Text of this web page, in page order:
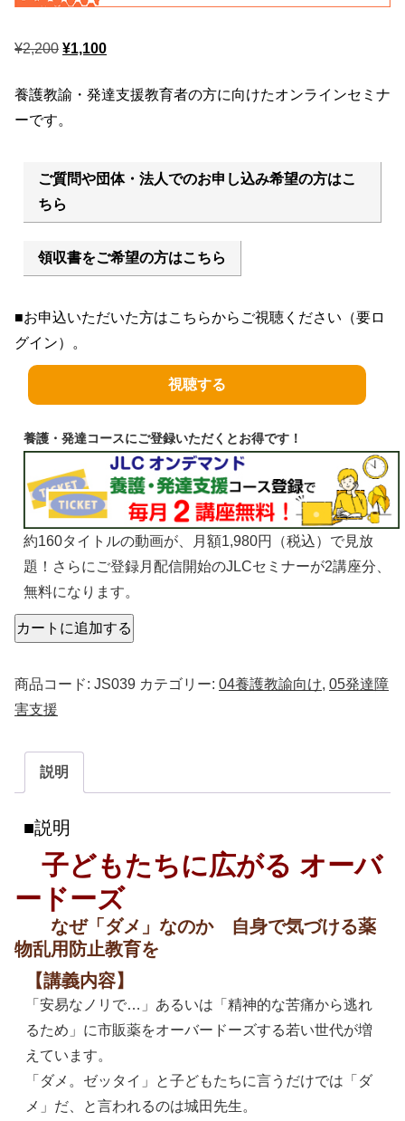
¥2,200 元
価
格
¥2,200
で
し
た。
¥1,100現
の
は
で
す。
養護教諭・発達支援教育者の方に向けたオンラインセミナ
ーです。
ご質問や団体・法人でのお申し込み希望の方はこ
ちら
領収書をご希望の方はこちら
■お申込いただいた方はこちらからご視聴ください（要ロ
グイン）。
視聴する
養護・発達コースにご登録いただくとお得です！
約160タイトルの動画が、月額1,980円（税込）で見放
題！さらにご登録月配信開始のJLCセミナーが2講座分、
無料になります。
カートに追加する
商品コード: JS039 カテゴリー: 04養護教諭向け, 05発達障
害支援
説明
説明
子どもたちに広がる オーバ
ードーズ
なぜ「ダメ」なのか 自身で気づける薬
物乱用防止教育を
【講義内容】
「安易なノリで…」あるいは「精神的な苦痛から逃れ
るため」に市販薬をオーバードーズする若い世代が増
えています。
「ダメ。ゼッタイ」と子どもたちに言うだけでは「ダ
メ」だ、と言われるのは城田先生。